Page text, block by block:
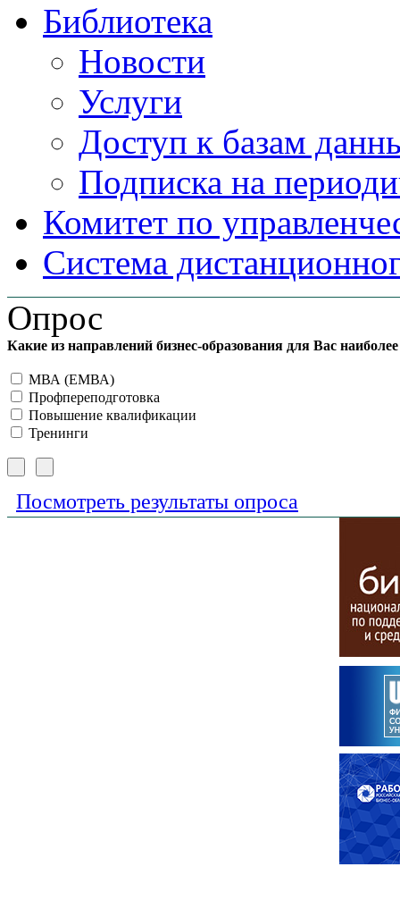
Библиотека
Новости
Услуги
Доступ к базам
Подписка на
Комитет по
Система
Опрос
Какие из направлений бизнес-образования для Вас
МВА (ЕМВА)
Профпереподготовка
Повышение квалификации
Тренинги
Посмотреть результаты опроса